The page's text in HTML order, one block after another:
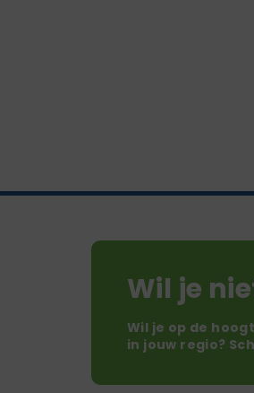
Wil je
Wil je op de
in jouw regio?